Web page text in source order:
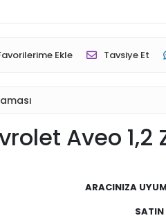
Ekle Tavsiye Et
Aveo 1,2
ARACINIZA
SATIN